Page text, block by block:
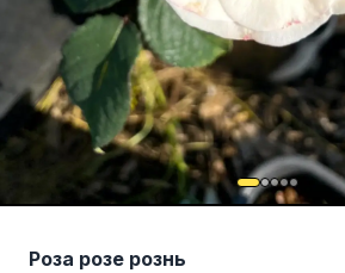
Роза розе рознь